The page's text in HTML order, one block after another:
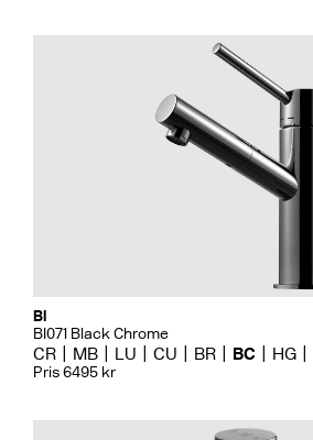
Bi
BI071 Black Chrome
CR MB LU CU BR BC HG
Pris 6495 kr